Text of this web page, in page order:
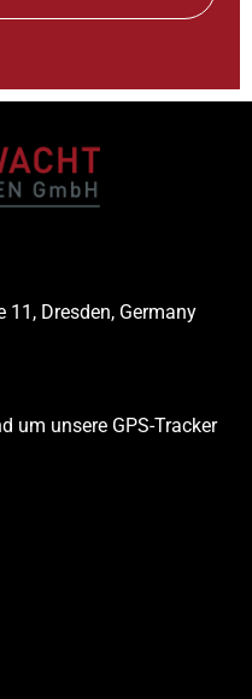
Dresden, Germany
um unsere GPS-Tracker